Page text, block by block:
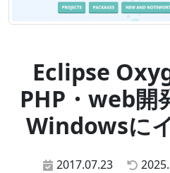
Eclipse
PHP・web開
Windowsに
2017.07.23